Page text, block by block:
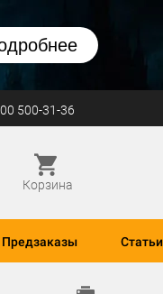
500-31-36
Корзина
Предзаказы Статьи